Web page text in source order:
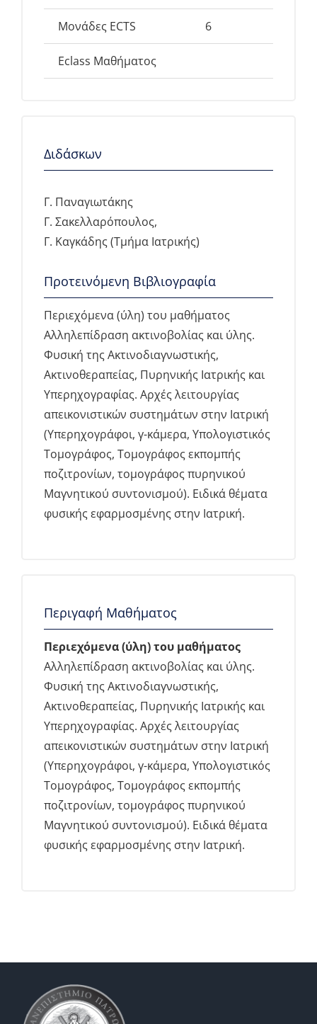
Μονάδες ECTS 6
Eclass Μαθήματος
Διδάσκων
Γ. Παναγιωτάκης
Γ. Σακελλαρόπουλος,
Γ. Καγκάδης (Τμήμα Ιατρικής)
Προτεινόμενη Βιβλιογραφία
Περιεχόμενα (ύλη) του μαθήματος
Αλληλεπίδραση ακτινοβολίας και ύλης.
Φυσική της Ακτινοδιαγνωστικής,
Ακτινοθεραπείας, Πυρηνικής Ιατρικής και
Υπερηχογραφίας. Αρχές λειτουργίας
απεικονιστικών συστημάτων στην Ιατρική
(Υπερηχογράφοι, γ-κάμερα, Υπολογιστικός
Τομογράφος, Τομογράφος εκπομπής
ποζιτρονίων, τομογράφος πυρηνικού
Μαγνητικού συντονισμού). Ειδικά θέματα
φυσικής εφαρμοσμένης στην Ιατρική.
Περιγαφή Μαθήματος
Περιεχόμενα (ύλη) του μαθήματος
Αλληλεπίδραση ακτινοβολίας και ύλης.
Φυσική της Ακτινοδιαγνωστικής,
Ακτινοθεραπείας, Πυρηνικής Ιατρικής και
Υπερηχογραφίας. Αρχές λειτουργίας
απεικονιστικών συστημάτων στην Ιατρική
(Υπερηχογράφοι, γ-κάμερα, Υπολογιστικός
Τομογράφος, Τομογράφος εκπομπής
ποζιτρονίων, τομογράφος πυρηνικού
Μαγνητικού συντονισμού). Ειδικά θέματα
φυσικής εφαρμοσμένης στην Ιατρική.